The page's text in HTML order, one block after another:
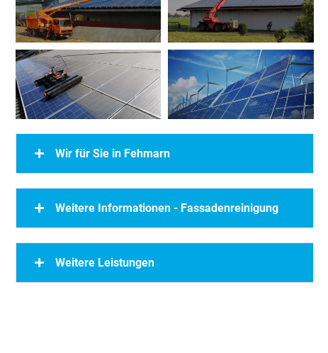
Wir für Sie in Fehmarn
Weitere Informationen - Fassadenreinigung
Weitere Leistungen